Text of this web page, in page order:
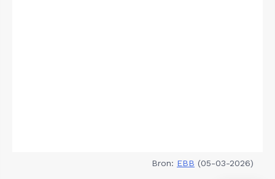
Bron: EBB (05-03-2026)